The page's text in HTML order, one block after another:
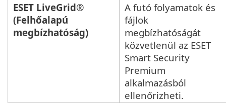
ESET LiveGrid®
(Felhőalapú
megbízhatóság)
A futó folyamatok és
fájlok
megbízhatóságát
közvetlenül az ESET
Smart Security
Premium
alkalmazásból
ellenőrizheti.